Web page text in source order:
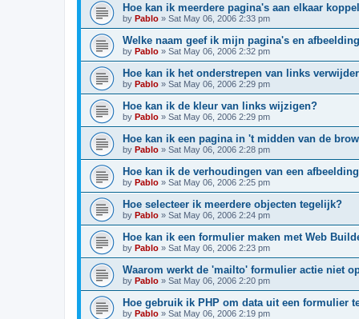
Hoe kan ik meerdere pagina's aan elkaar
by Pablo » Sat May 06, 2006 2:33 pm
Welke naam geef ik mijn pagina's en
by Pablo » Sat May 06, 2006 2:32 pm
Hoe kan ik het onderstrepen van links
by Pablo » Sat May 06, 2006 2:29 pm
Hoe kan ik de kleur van links wijzigen?
by Pablo » Sat May 06, 2006 2:29 pm
Hoe kan ik een pagina in 't midden van de
by Pablo » Sat May 06, 2006 2:28 pm
Hoe kan ik de verhoudingen van een
by Pablo » Sat May 06, 2006 2:25 pm
Hoe selecteer ik meerdere objecten tegelijk?
by Pablo » Sat May 06, 2006 2:24 pm
Hoe kan ik een formulier maken met Web
by Pablo » Sat May 06, 2006 2:23 pm
Waarom werkt de 'mailto' formulier actie niet
by Pablo » Sat May 06, 2006 2:20 pm
Hoe gebruik ik PHP om data uit een formulier
by Pablo » Sat May 06, 2006 2:19 pm